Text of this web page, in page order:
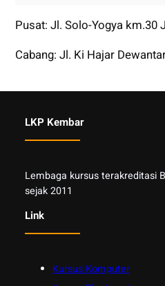
Pusat: Jl. Solo-Yogya km.30
Cabang: Jl. Ki Hajar
LKP Kembar
Lembaga kursus terakreditasi
sejak 2011
Link
Kursus Komputer